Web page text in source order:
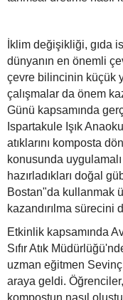
İklim değişikliği, gıda
dünyanın en önemli
çevre bilincinin küçük
çalışmalar da önem
Günü kapsamında
Ispartakule Işık
atıklarını komposta
konusunda
hazırladıkları doğal
Bostan"da kullanmak
kazandırılma sürecini
Etkinlik kapsamında
Sıfır Atık
uzman eğitmen
araya geldi. Öğrenciler,